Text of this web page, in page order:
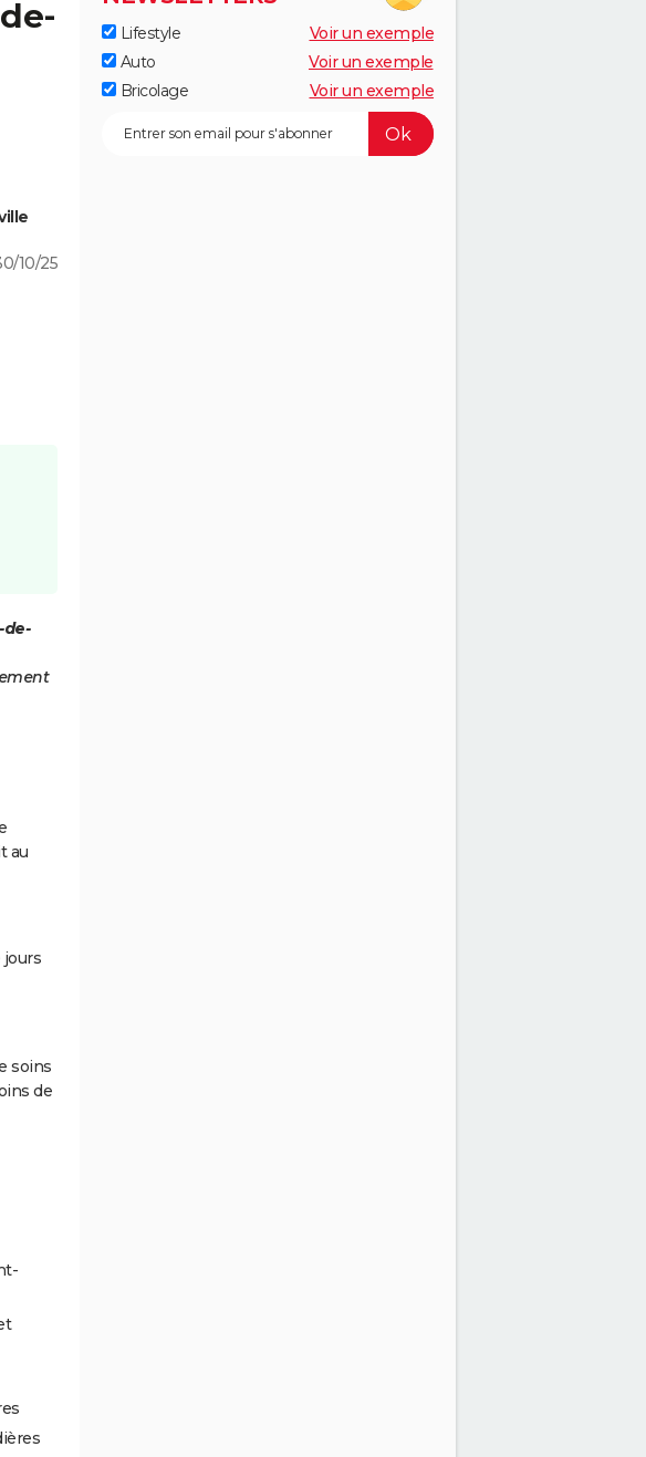
10/25
de-
au
jours
soins
de
Lifestyle
Voir un exemple
Auto
Voir un exemple
Bricolage
Voir un exemple